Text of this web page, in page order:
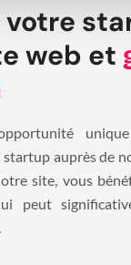
votre
web et
auprès de
site, vous
peut